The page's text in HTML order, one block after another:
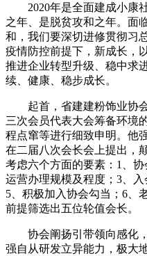
2020年是全面建成小康社
之年、是脱贫攻和之年。面
和，我们要深切进修贯彻习
疫情防控前提下，新成长，
推进企业转型升级、稳中求
续、健康、稳步成长。
起首，省建建粉饰业协会
三次会员代表大会筹备环境
程点窜等进行细致申明。他
在二届八次会长会上提出，
考虑六个方面的要素：1、
运营办理规模及程度；3、
5、积极加入协会勾当；6、
前提筛选出五位轮值会长。
协会阐扬引带领向感化，
强自从研发立异能力，极大